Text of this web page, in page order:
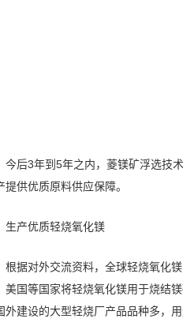
今后3年到5年之内，菱镁矿浮选技
提供优质原料供应保障。
生产优质轻烧氧化镁
根据对外交流资料，全球轻烧氧化
美国等国家将轻烧氧化镁用于烧结
外建设的大型轻烧厂产品品种多，